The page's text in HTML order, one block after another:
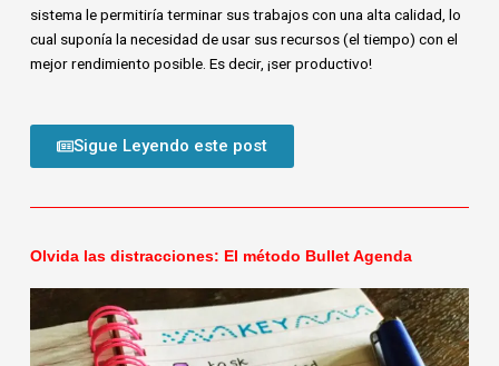
sistema le permitiría terminar sus trabajos con una alta calidad, lo
cual suponía la necesidad de usar sus recursos (el tiempo) con el
mejor rendimiento posible. Es decir, ¡ser productivo!
Sigue Leyendo este post
Olvida las distracciones: El método Bullet Agenda